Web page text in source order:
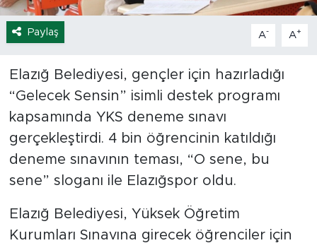
Paylaş A- A+
Elazığ Belediyesi, gençler için hazırladığı
“Gelecek Sensin” isimli destek programı
kapsamında YKS deneme sınavı
gerçekleştirdi. 4 bin öğrencinin katıldığı
deneme sınavının teması, “O sene, bu
sene” sloganı ile Elazığspor oldu.
Elazığ Belediyesi, Yüksek Öğretim
Kurumları Sınavına girecek öğrenciler için
Hava Durumu
Tavz Der
Bingöl Kaza Haberleri